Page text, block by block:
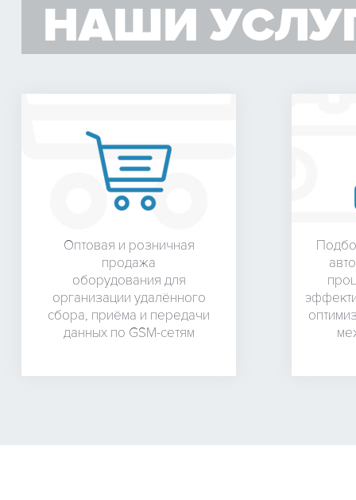
Условия эксплуатации
Диапазон температуры хранения
Механические характеристики
Монтаж
Программное обеспечение
НАШИ
Оптовая и розничная
продажа
оборудования для
организации удалённого
сбора, приёма и передачи
данных по GSM-сетям